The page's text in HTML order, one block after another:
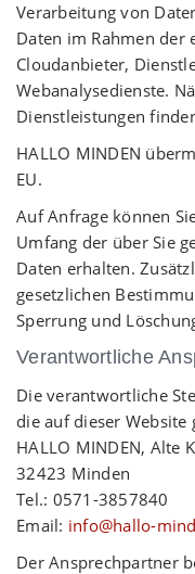
Verarbeitung von
Daten im Rahmen der
Cloudanbieter,
Webanalysedienste.
Dienstleistungen
HALLO MINDEN
EU.
Auf Anfrage können
Umfang der über Sie
Daten erhalten.
gesetzlichen
Sperrung und
Verantwortliche
Die verantwortliche
die auf dieser
HALLO MINDEN, Alte
32423 Minden
Tel.: 0571-3857840
Email: info@hallo-
Der Ansprechpartner